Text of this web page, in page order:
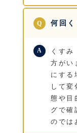
何回
くす
方がい
にする
して変
態や目
グで確
のでは